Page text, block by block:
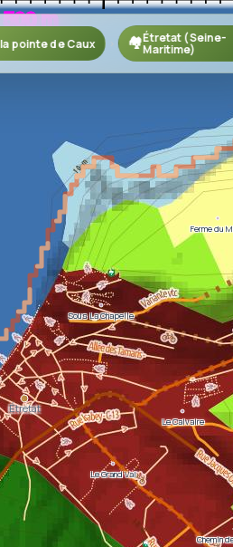
Étretat
Le Calvaire
Chemin
Sous La Chapelle
Le Grand Val
Ferme du
la pointe de Caux 🏘️Étretat (Seine-
Maritime)